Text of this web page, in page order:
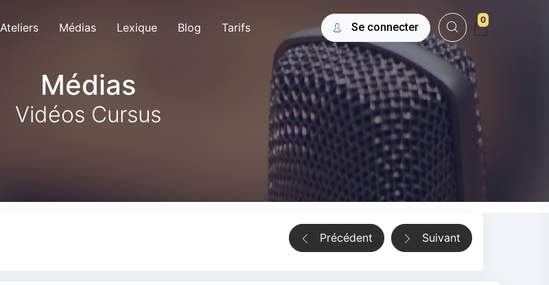
Ateliers Médias Lexique Blog Tarifs Se connecter
0
Médias
Vidéos Cursus
Suivant
Précédent